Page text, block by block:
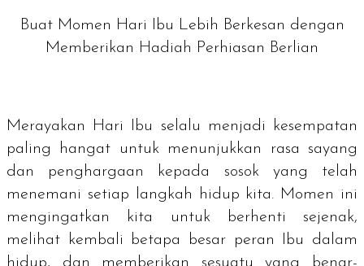
Buat Momen Hari Ibu Lebih Berkesan dengan
Memberikan Hadiah Perhiasan Berlian
Merayakan Hari Ibu selalu menjadi kesempatan
paling hangat untuk menunjukkan rasa sayang
dan penghargaan kepada sosok yang telah
menemani setiap langkah hidup kita. Momen ini
mengingatkan kita untuk berhenti sejenak,
melihat kembali betapa besar peran Ibu dalam
hidup, dan memberikan sesuatu yang benar-